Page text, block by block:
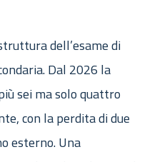
dell’esame di
Dal 2026 la
sei ma solo quattro
con la perdita di due
esterno. Una